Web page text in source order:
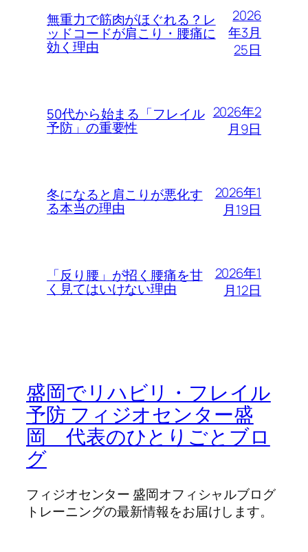
無重力で筋肉がほぐれる？レ
ッドコードが肩こり・腰痛に
効く理由
2026
年3月
25日
50代から始まる「フレイル
予防」の重要性
2026年2
月9日
冬になると肩こりが悪化す
る本当の理由
2026年1
月19日
「反り腰」が招く腰痛を甘
く見てはいけない理由
2026年1
月12日
盛岡でリハビリ・フレイル
予防 フィジオセンター盛
岡 代表のひとりごとブロ
グ
フィジオセンター 盛岡オフィシャルブログ
トレーニングの最新情報をお届けします。